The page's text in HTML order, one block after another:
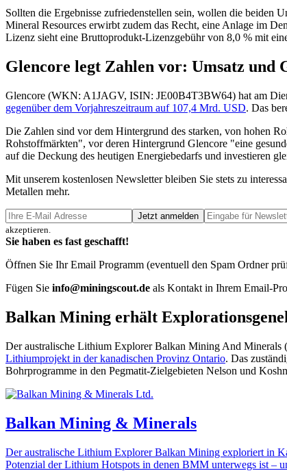
Sollten die Ergebnisse zufriedenstellen sein, wollen die beiden
Mineral Resources erwirbt zudem das Recht, eine Anlage im
Lizenz sieht eine Bruttoprodukt-Lizenzgebühr von 8,0 % mit
Glencore legt Zahlen vor: Umsatz und
Glencore (WKN: A1JAGV, ISIN: JE00B4T3BW64) hat am
gegenüber dem Vorjahreszeitraum auf 107,4 Mrd. USD. Das
Die Zahlen sind vor dem Hintergrund des starken, von hohen
Rohstoffmärkten", vor deren Hintergrund Glencore "eine
auf die Deckung des heutigen Energiebedarfs und investieren
Mit unserem kostenlosen Newsletter bleiben Sie stets zu
Metallen mehr.
Jetzt anmelden
akzeptieren.
Sie haben es fast geschafft!
Öffnen Sie Ihr Email Programm (eventuell den Spam Ordner
Fügen Sie info@miningscout.de als Kontakt in Ihrem Email-
Balkan Mining erhält
Der australische Lithium Explorer Balkan Mining And
Lithiumprojekt in der kanadischen Provinz Ontario. Das
Bohrprogramme in den Pegmatit-Zielgebieten Nelson und
Balkan Mining & Minerals
Der australische Lithium Explorer Balkan Mining exploriert in
Potenzial der Lithium Hotspots in denen BMM unterwegs ist –